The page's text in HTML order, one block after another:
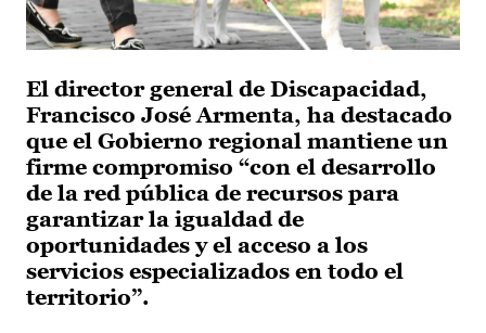
El director general de Discapacidad,
Francisco José Armenta, ha destacado
que el Gobierno regional mantiene un
firme compromiso “con el desarrollo
de la red pública de recursos para
garantizar la igualdad de
oportunidades y el acceso a los
servicios especializados en todo el
territorio”.